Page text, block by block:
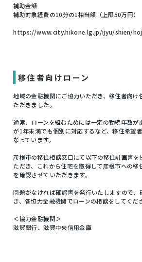
補助金額
補助対象経費の10分の1相当額（上限50万円）
https://www.city.hikone.lg.jp/ijyu/shien/
移住者向けローン
地域の金融機関にご協力いただき、移住者向け
ただきました。
通常、ローンを組むためには一定の勤続年数が
が1年未満でも個別に対応するなど、移住希望
なっています。
彦根市の移住相談窓口にて以下の移住計画書
ただき、これから住宅を取得して彦根市への移
を確認させていただきます。
問題がなければ確認書を発行いたしますので、
き、各協力金融機関でローンの相談をしてくだ
＜協力金融機関＞
滋賀銀行、滋賀中央信用金庫